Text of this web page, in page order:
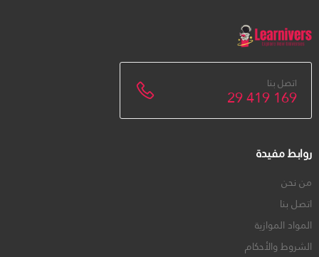
اتصل بنا
29 419 169
روابط مفيدة
من نحن
اتصل بنا
المواد الموازية
الشروط والأحكام